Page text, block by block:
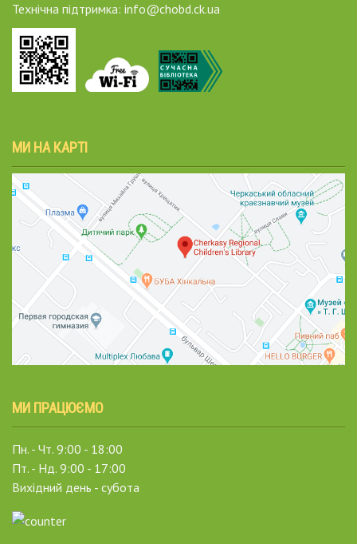
Технічна підтримка: info@chobd.ck.ua
МИ НА КАРТІ
МИ ПРАЦЮЄМО
Пн. - Чт. 9:00 - 18:00
Пт. - Нд. 9:00 - 17:00
Вихідний день - субота